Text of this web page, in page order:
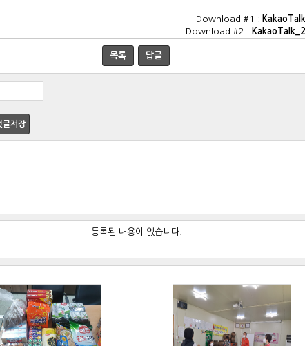
Download #1 :
Download #2 :
목록 답글
글저장
등록된 내용이 없습니다.